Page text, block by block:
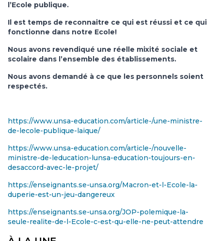
l’Ecole publique.
Il est temps de reconnaitre ce qui est réussi et ce qui
fonctionne dans notre Ecole!
Nous avons revendiqué une réelle mixité sociale et
scolaire dans l’ensemble des établissements.
Nous avons demandé à ce que les personnels soient
respectés.
https://www.unsa-education.com/article-/une-ministre-
de-lecole-publique-laique/
https://www.unsa-education.com/article-/nouvelle-
ministre-de-leducation-lunsa-education-toujours-en-
desaccord-avec-le-projet/
https://enseignants.se-unsa.org/Macron-et-l-Ecole-la-
duperie-est-un-jeu-dangereux
https://enseignants.se-unsa.org/JOP-polemique-la-
seule-realite-de-l-Ecole-c-est-qu-elle-ne-peut-attendre